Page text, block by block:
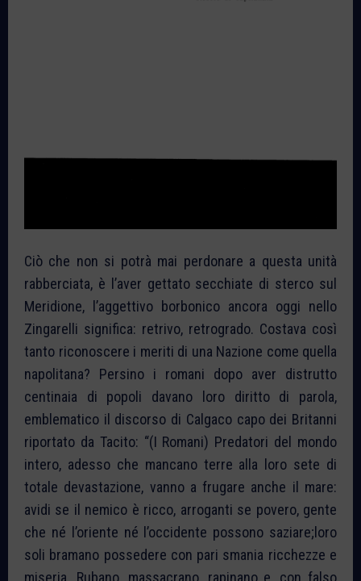
Ciò che non si potrà mai perdonare a questa unità
rabberciata, è l’aver gettato secchiate di sterco sul
Meridione, l’aggettivo borbonico ancora oggi nello
Zingarelli significa: retrivo, retrogrado. Costava così
tanto riconoscere i meriti di una Nazione come quella
napolitana? Persino i romani dopo aver distrutto
centinaia di popoli davano loro diritto di parola,
emblematico il discorso di Calgaco capo dei Britanni
riportato da Tacito: “(I Romani) Predatori del mondo
intero, adesso che mancano terre alla loro sete di
totale devastazione, vanno a frugare anche il mare:
avidi se il nemico è ricco, arroganti se povero, gente
che né l’oriente né l’occidente possono saziare;loro
soli bramano possedere con pari smania ricchezze e
miseria. Rubano, massacrano, rapinano e, con falso